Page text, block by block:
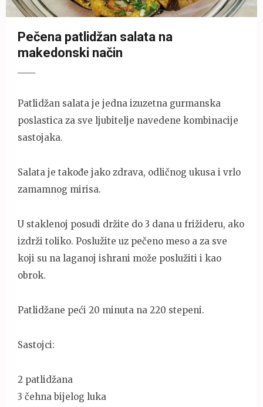
Pečena patlidžan salata na
makedonski način
Patlidžan salata je jedna izuzetna gurmanska
poslastica za sve ljubitelje navedene kombinacije
sastojaka.
Salata je takođe jako zdrava, odličnog ukusa i vrlo
zamamnog mirisa.
U staklenoj posudi držite do 3 dana u frižideru, ako
izdrži toliko. Poslužite uz pečeno meso a za sve
koji su na laganoj ishrani može poslužiti i kao
obrok.
Patlidžane peći 20 minuta na 220 stepeni.
Sastojci:
2 patlidžana
3 čehna bijelog luka